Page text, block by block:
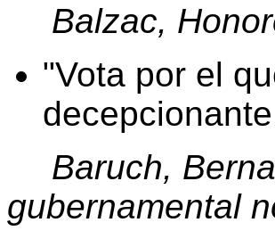
Balzac,
Vota por el
Baruch,
gubernamental